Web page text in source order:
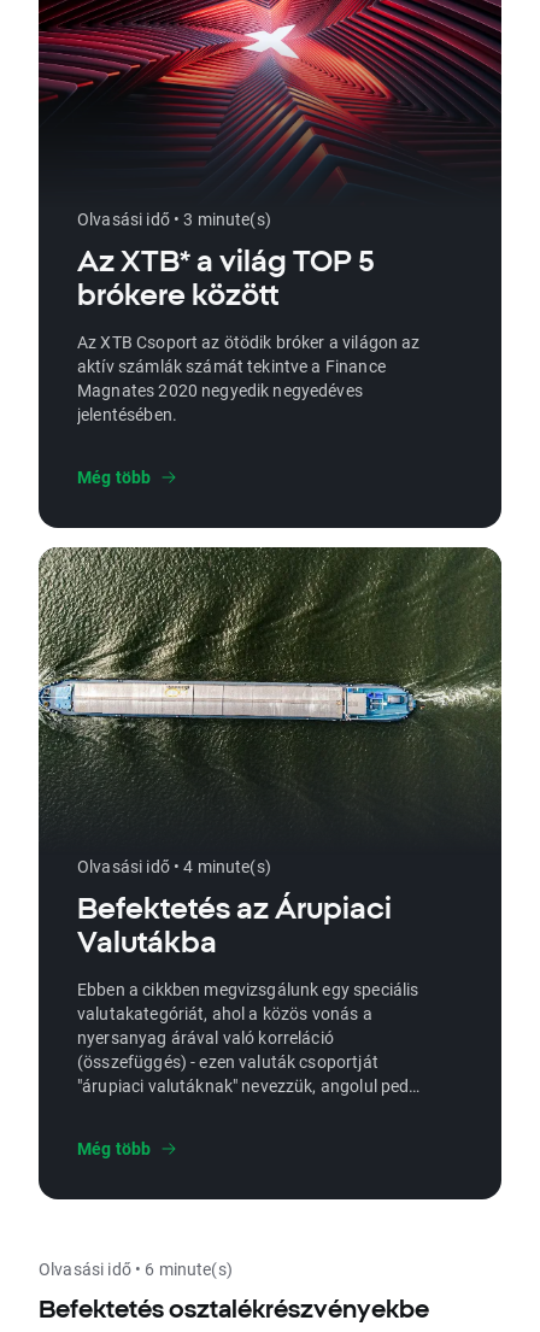
Olvasási idő • 3 minute(s)
Az XTB* a világ TOP 5
brókere között
Az XTB Csoport az ötödik bróker a világon az
aktív számlák számát tekintve a Finance
Magnates 2020 negyedik negyedéves
jelentésében.
Még több
Olvasási idő • 4 minute(s)
Befektetés az Árupiaci
Valutákba
Ebben a cikkben megvizsgálunk egy speciális
valutakategóriát, ahol a közös vonás a
nyersanyag árával való korreláció
(összefüggés) - ezen valuták csoportját
"árupiaci valutáknak" nevezzük, angolul pedig
Még több
Olvasási idő • 6 minute(s)
Befektetés osztalékrészvényekbe